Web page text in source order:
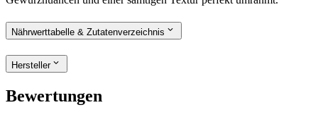
Nährwerttabelle & Zutatenverzeichnis
Hersteller
Bewertungen